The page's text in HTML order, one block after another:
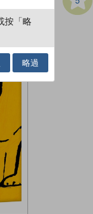
按「略
略過